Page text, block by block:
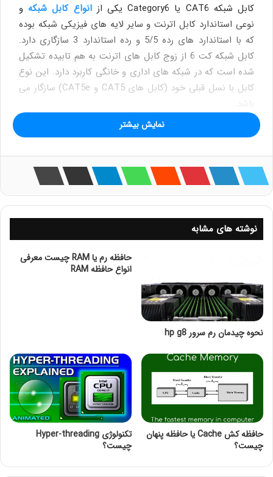
کابل شبکه CAT6 یا Category6 یکی از انواع کابل شبکه و
نوعی استاندارد کابل اترنت و سایر لایه های فیزیکی شبکه بوده
که با استاندارد های رده 5/5 و رده استاندارد 3 سازگاری دارد.
کابل شبکه کت 6 از زوج کابل های اترنت به هم تابیده تشکیل
شده است که در شبکه های اداری و خانگی کاربرد دارد. این نوع
کابل با نسل قبلی خود (کابل های CAT5 و CAT5e) سازگار می
باشد.
نحوه عملکرد کابل شبکه CAT6
این کابل قادر به پشتیبانی از داده های گیگابیت اترنت به اندازه
توانند ارتباط هایی تا فاصله 50 متری را تا سرعت 10 گیگابیت
اترنت فراهم نمایند.کابل CAT6
دارای 4 جفت سیم مسی بوده
که از هر 4 جفت سیم به منظور ارائه بالاترین عملکرد، بهره می
گیرد. این جفت سیم ها به رنگ های آبی-سفید آبی، ، نارنجی–
سفید نارنجی، سبز–سفید سبز، قهوه ای–سفید قهوه ای هستند.
ارسال اطلاعات توسط دو رشته سیم و دریافت اطلاعات نیز بر
عهده ی دو رشته سیم از این 4 جفت سیم می باشد. چهار رشته
باقی مانده وظیفه ی نویزگیری را بر عهده دارند.
نمایش بیشتر
نوشته های مشابه
نحوه چیدمان رم سرور hp g8
حافظه رم یا RAM چیست معرفی
انواع حافظه RAM
حافظه کش Cache یا حافظه پنهان
چیست؟
تکنولوژی Hyper-threading
چیست؟